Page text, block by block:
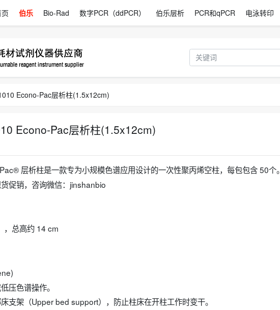
伯乐 Bio-Rad 数字PCR（ddPCR） 伯乐层析 PCR和qPCR 电泳转印
Econo-Pac层析柱(1.5x12cm)
Econo-Pac层析柱(1.5x12cm)
层析柱是一款专为小规模色谱应用设计的一次性聚丙烯空柱，每包包含 ‌50个‌。
促销，咨询微信：jinshanbio
，总高约 14 cm
压色谱操作。
支架（Upper bed support），防止柱床在开柱工作时变干。